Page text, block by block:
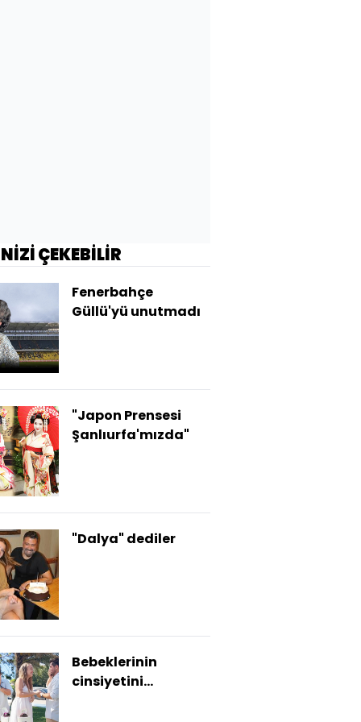
ÇEKEBİLİR
Fenerbahçe
Güllü'yü unutmadı
"Japon Prensesi
Şanlıurfa'mızda"
"Dalya" dediler
Bebeklerinin
cinsiyetini